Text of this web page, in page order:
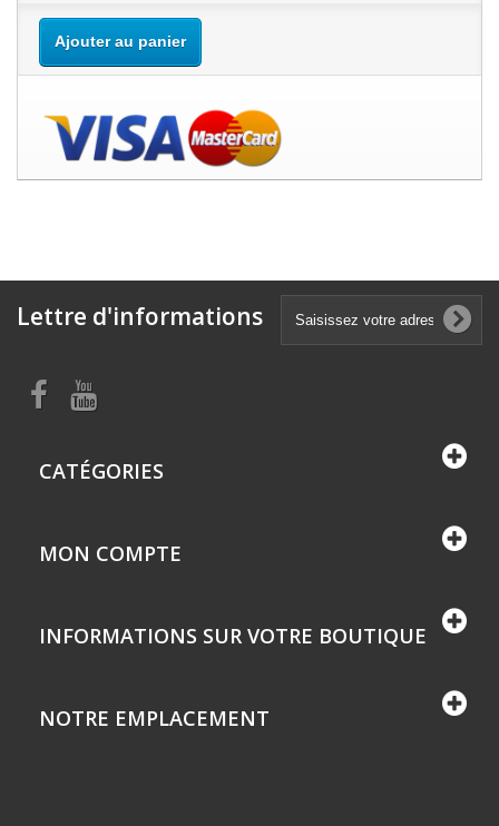
Ajouter au panier
Lettre d'informations
CATÉGORIES
MON COMPTE
INFORMATIONS SUR VOTRE BOUTIQUE
NOTRE EMPLACEMENT